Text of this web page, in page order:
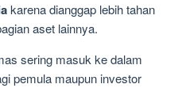
karena dianggap lebih tahan
aset lainnya.
sering masuk ke dalam
pemula maupun investor